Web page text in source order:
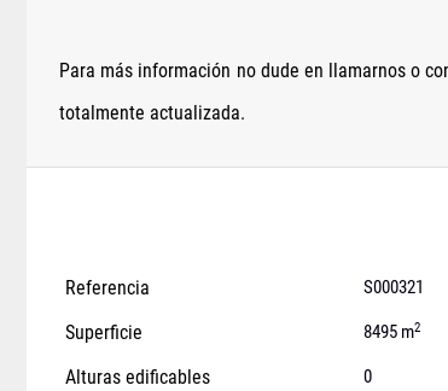
Para más información no dude en llamarnos o
totalmente actualizada.
Referencia S000321
Superficie 8495 m2
Alturas edificables
0